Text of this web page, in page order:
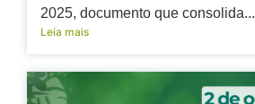
2025, documento que consolida...
Leia mais